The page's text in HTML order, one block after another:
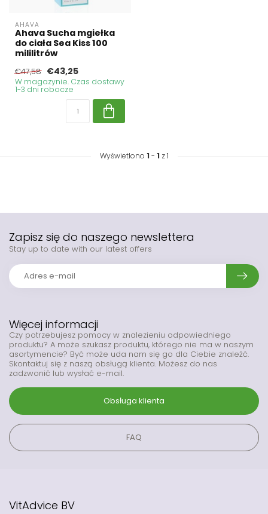
AHAVA
Ahava Sucha mgiełka
do ciała Sea Kiss 100
mililitrów
€47,58 €43,25
W magazynie. Czas dostawy
1-3 dni robocze
Wyświetlono 1 - 1 z 1
Więcej informacji
Czy potrzebujesz pomocy w znalezieniu odpowiedniego
produktu? A może szukasz produktu, którego nie ma w naszym
asortymencie? Być może uda nam się go dla Ciebie znaleźć.
Skontaktuj się z naszą obsługą klienta. Możesz do nas
zadzwonić lub wysłać e-mail.
Obsługa klienta
FAQ
Zapisz się do naszego newslettera
Stay up to date with our latest offers
VitAdvice BV